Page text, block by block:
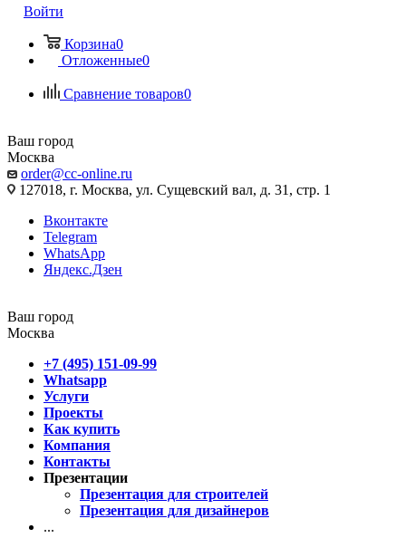
Войти
Корзина0
Отложенные0
Сравнение товаров0
Ваш город
Москва
order@cc-online.ru
127018, г. Москва, ул. Сущевский вал, д. 31, стр. 1
Вконтакте
Telegram
WhatsApp
Яндекс.Дзен
Ваш город
Москва
+7 (495) 151-09-99
Whatsapp
Услуги
Проекты
Как купить
Компания
Контакты
Презентации
Презентация для строителей
Презентация для дизайнеров
...